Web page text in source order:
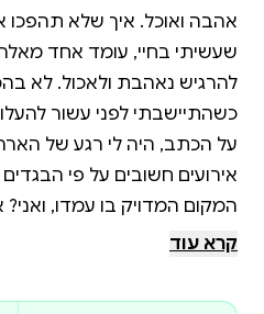
אהבה ואוכל. איך שלא תהפכו
שעשיתי בחיי, עומד אחד
להרגיש נאהבת ולאכול. לא
כשהתיישבתי לפני עשור
על הכתב, היה לי רגע של
אירועים חשובים על פי
המקום המדויק בו עמדו,
החלטתי להיכנס למטבח.
קרא עוד